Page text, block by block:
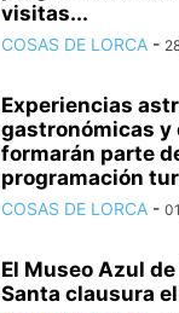
visitas...
COSAS DE LORCA -
Experiencias
gastronómicas y
formarán parte
programación
COSAS DE LORCA -
El Museo Azul
Santa clausura